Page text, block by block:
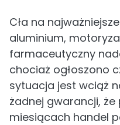
Cła na
aluminium,
farmaceutyczny
chociaż ogłoszono
sytuacja jest wciąż
żadnej gwarancji,
miesiącach handel